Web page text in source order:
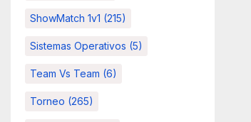
ShowMatch 1v1 (215)
Sistemas Operativos (5)
Team Vs Team (6)
Torneo (265)